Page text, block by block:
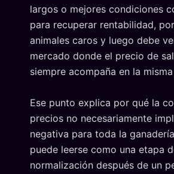
largos o mejores condiciones
para recuperar rentabilidad,
animales caros y luego debe
mercado donde el precio de
siempre acompaña en la
Ese punto explica por qué la
precios no necesariamente
negativa para toda la
puede leerse como una etapa
normalización después de un